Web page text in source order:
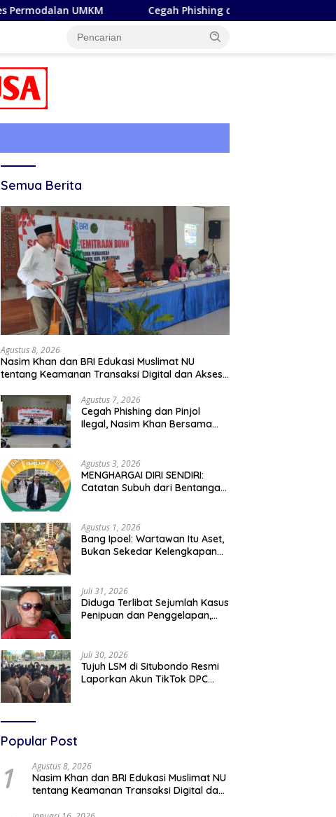
Cegah Phishing dan Pinjol Ilegal, Nasim Khan Bersama BRI
Semua Berita
Agustus 8, 2026
Nasim Khan dan BRI Edukasi Muslimat NU
tentang Keamanan Transaksi Digital dan Akses
Agustus 7, 2026
Cegah Phishing dan Pinjol
Ilegal, Nasim Khan Bersama
Agustus 3, 2026
MENGHARGAI DIRI SENDIRI:
Catatan Subuh dari Bentangan
Agustus 1, 2026
Bang Ipoel: Wartawan Itu Aset,
Bukan Sekedar Kelengkapan
Juli 31, 2026
Diduga Terlibat Sejumlah Kasus
Penipuan dan Penggelapan,
Bersalah
Juli 30, 2026
Tujuh LSM di Situbondo Resmi
Laporkan Akun TikTok DPC
Popular Post
1 Agustus 8, 2026
Nasim Khan dan BRI Edukasi Muslimat NU
tentang Keamanan Transaksi Digital dan